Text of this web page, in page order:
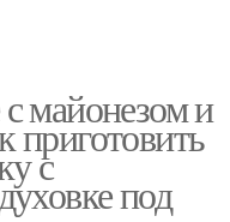
майонезом и
приготовить
с
под